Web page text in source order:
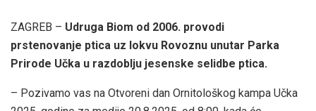
ZAGREB – Udruga Biom od 2006. provodi
prstenovanje ptica uz lokvu Rovoznu unutar Parka
Prirode Učka u razdoblju jesenske selidbe ptica.
– Pozivamo vas na Otvoreni dan Ornitološkog kampa Učka